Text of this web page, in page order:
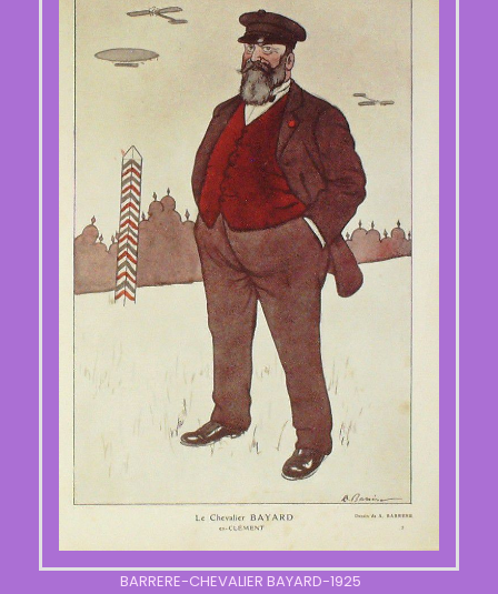
BARRERE-CHEVALIER BAYARD-1925